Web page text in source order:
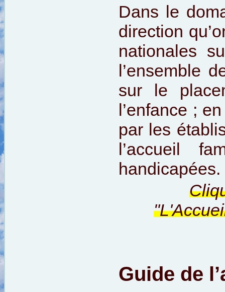
Dans le
direction
nationales
l’ensemble
sur le
l’enfance ;
par les
l’accueil
handicapées.
Guide de